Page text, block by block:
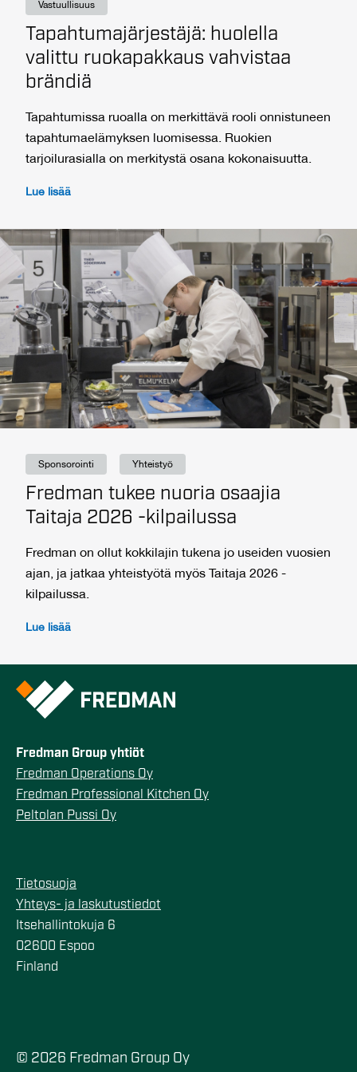
Vastuullisuus
Tapahtumajärjestäjä: huolella
valittu ruokapakkaus vahvistaa
brändiä
Tapahtumissa ruoalla on merkittävä rooli onnistuneen
tapahtumaelämyksen luomisessa. Ruokien
tarjoilurasialla on merkitystä osana kokonaisuutta.
Lue lisää
Sponsorointi Yhteistyö
Fredman tukee nuoria osaajia
Taitaja 2026 -kilpailussa
Fredman on ollut kokkilajin tukena jo useiden vuosien
ajan, ja jatkaa yhteistyötä myös Taitaja 2026 -
kilpailussa.
Lue lisää
Fredman Group yhtiöt
Fredman Operations Oy
Fredman Professional Kitchen Oy
Peltolan Pussi Oy
Tietosuoja
Yhteys- ja laskutustiedot
Itsehallintokuja 6
02600 Espoo
Finland
© 2026 Fredman Group Oy